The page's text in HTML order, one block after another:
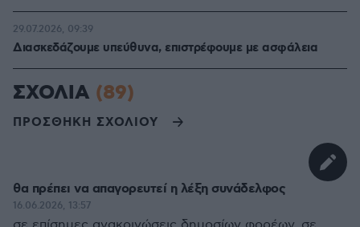
Διασκεδάζουμε υπεύθυνα, επιστρέφουμε με ασφάλεια
29.07.2026, 09:39
ΣΧΟΛΙΑ (89)
ΠΡΟΣΘΗΚΗ ΣΧΟΛΙΟΥ
θα πρέπει να απαγορευτεί η λέξη συνάδελφος
16.06.2026, 13:57